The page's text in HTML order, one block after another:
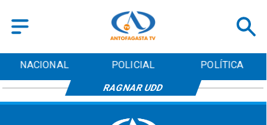
NACIONAL POLICIAL POLÍTICA
RAGNAR UDD